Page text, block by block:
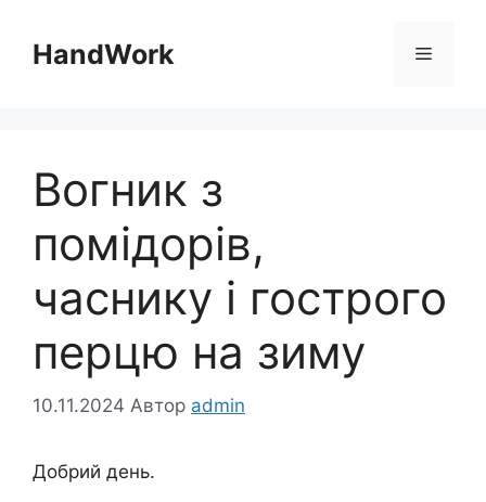
вмістуHandWork Меню
Вогник з
помідорів,
часнику і гострого
перцю на зиму
10.11.2024 Автор admin
Добрий день.